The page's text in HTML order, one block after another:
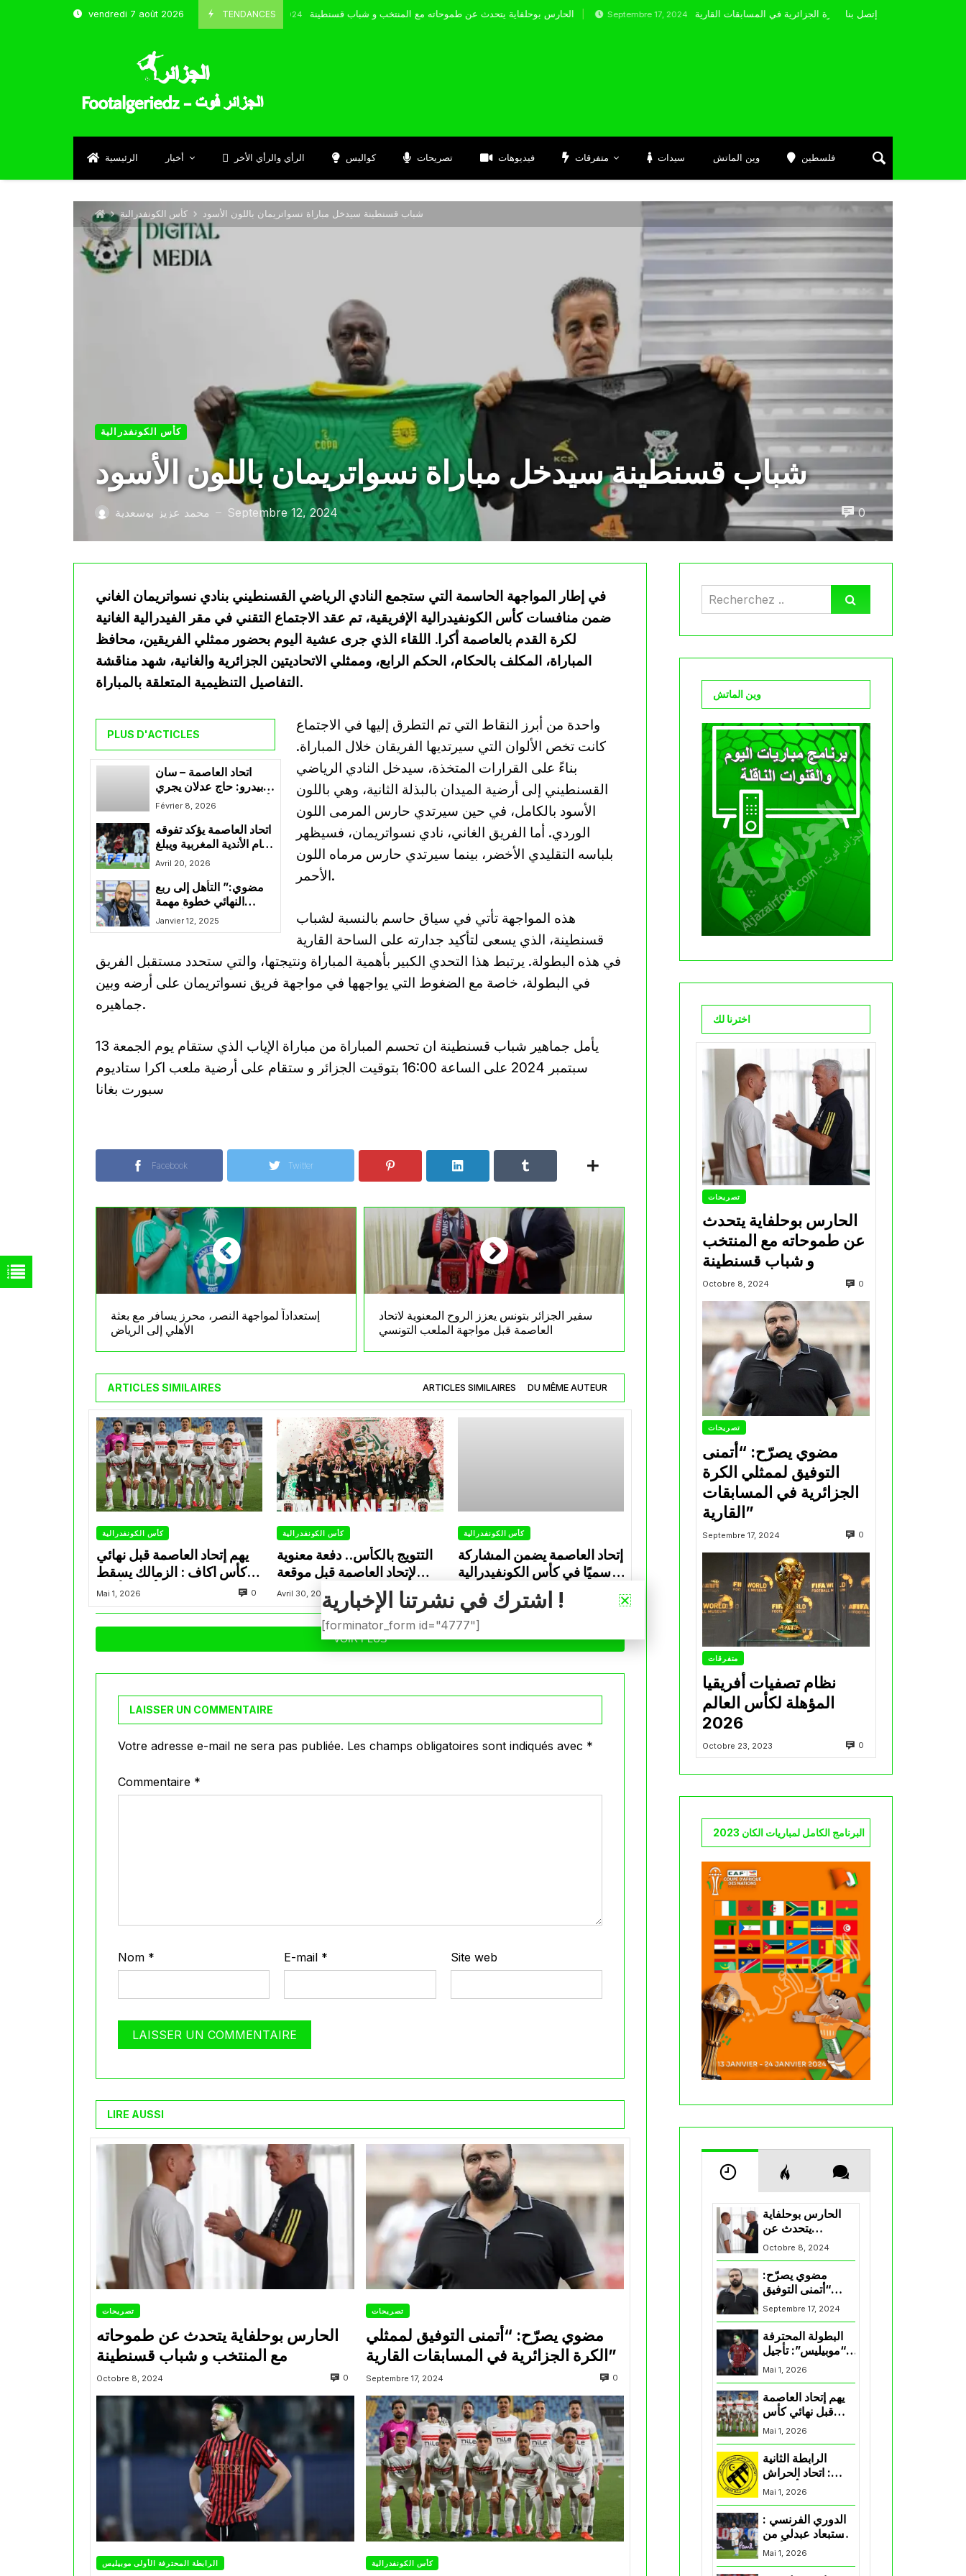
vendredi 7 août 2026 TENDANCES
Octobre 8, 2024 الحارس بوحلفاية يتحدث عن طموحاته مع المنتخب و شباب قسنطينة Septembre 17, 2024 إتصل بنا
الرئيسية أخبار الرأي والرأي الأخر كواليس تصريحات فيديوهات متفرقات سيدات وين الماتش فلسطين
كأس الكونفدرالية شباب قسنطينة سيدخل مباراة نسواتريمان باللون الأسود
كأس الكونفدرالية
شباب قسنطينة سيدخل مباراة نسواتريمان باللون الأسود
محمد عزيز بوسعدية — Septembre 12, 2024 0
في إطار المواجهة الحاسمة التي ستجمع النادي الرياضي القسنطيني بنادي نسواتريمان الغاني
ضمن منافسات كأس الكونفيدرالية الإفريقية، تم عقد الاجتماع التقني في مقر الفيدرالية الغانية
لكرة القدم بالعاصمة أكرا. اللقاء الذي جرى عشية اليوم بحضور ممثلي الفريقين، محافظ
المباراة، المكلف بالحكام، الحكم الرابع، وممثلي الاتحاديتين الجزائرية والغانية، شهد مناقشة
التفاصيل التنظيمية المتعلقة بالمباراة.
PLUS D'ACTICLES
اتحاد العاصمة – سان
بيدرو: حاج عدلان يجري
أول التغييرات والتعادل لا
Février 8, 2026
اتحاد العاصمة يؤكد تفوقه
أمام الأندية المغربية ويبلغ
نهائي الكونفيدرالية من
Avril 20, 2026
مضوي:” التأهل إلى ربع
النهائي خطوة مهمة
وهدفنا تصحيح الأخطاء
وتحقيق الصدارة”
Janvier 12, 2025
واحدة من أبرز النقاط التي تم التطرق إليها في الاجتماع
كانت تخص الألوان التي سيرتديها الفريقان خلال المباراة.
بناءً على القرارات المتخذة، سيدخل النادي الرياضي
القسنطيني إلى أرضية الميدان بالبذلة الثانية، وهي باللون
الأسود بالكامل، في حين سيرتدي حارس المرمى اللون
الوردي. أما الفريق الغاني، نادي نسواتريمان، فسيظهر
بلباسه التقليدي الأخضر، بينما سيرتدي حارس مرماه اللون
الأحمر.
هذه المواجهة تأتي في سياق حاسم بالنسبة لشباب
قسنطينة، الذي يسعى لتأكيد جدارته على الساحة القارية
في هذه البطولة. يرتبط هذا التحدي الكبير بأهمية المباراة ونتيجتها، والتي ستحدد مستقبل الفريق
في البطولة، خاصة مع الضغوط التي يواجهها في مواجهة فريق نسواتريمان على أرضه وبين
جماهيره.
يأمل جماهير شباب قسنطينة ان تحسم المباراة من مباراة الإياب الذي ستقام يوم الجمعة 13
سبتمبر 2024 على الساعة 16:00 بتوقيت الجزائر و ستقام على أرضية ملعب اكرا ستاديوم
سبورت بغانا
Facebook Twitter
إستعداداً لمواجهة النصر، محرز يسافر مع بعثة
الأهلي إلى الرياض
سفير الجزائر بتونس يعزز الروح المعنوية لاتحاد
العاصمة قبل مواجهة الملعب التونسي
ARTICLES SIMILAIRES ARTICLES SIMILAIRES DU MÊME AUTEUR
كأس الكونفدرالية
يهم إتحاد العاصمة قبل نهائي
كأس اكاف : الزمالك يسقط
Mai 1, 2026 0
كأس الكونفدرالية
التتويج بالكأس.. دفعة معنوية
لإتحاد العاصمة قبل موقعة
الزمالك في نهائي الكونفدرالية
Avril 30, 2026 0
كأس الكونفدرالية
إتحاد العاصمة يضمن المشاركة
رسميًا في كأس الكونفيدرالية
Avril 30, 2026
VOIR PLUS
LAISSER UN COMMENTAIRE
Votre adresse e-mail ne sera pas publiée. Les champs obligatoires sont indiqués avec *
Commentaire *
Nom * E-mail * Site web
LIRE AUSSI
تصريحات
الحارس بوحلفاية يتحدث عن طموحاته
مع المنتخب و شباب قسنطينة
Octobre 8, 2024 0
تصريحات
مضوي يصرّح: “أتمنى التوفيق لممثلي
الكرة الجزائرية في المسابقات القارية”
Septembre 17, 2024 0
الرابطة المحترفة الأولى موبيليس كأس الكونفدرالية
وين الماتش
اخترنا لك
تصريحات
الحارس بوحلفاية يتحدث
عن طموحاته مع المنتخب
و شباب قسنطينة
Octobre 8, 2024 0
تصريحات
مضوي يصرّح: “أتمنى
التوفيق لممثلي الكرة
الجزائرية في المسابقات
القارية”
Septembre 17, 2024 0
متفرقات
نظام تصفيات أفريقيا
المؤهلة لكأس العالم
2026
Octobre 23, 2023 0
البرنامج الكامل لمباريات الكان 2023
الحارس بوحلفاية
يتحدث عن
طموحاته مع
المنتخب و شباب
قسنطينة
Octobre 8, 2024
مضوي يصرّح:
“أتمنى التوفيق
لممثلي الكرة
الجزائرية في
Septembre 17, 2024
البطولة المحترفة
“موبيليس”: تأجيل
مباراة إتحاد
العاصمة وأتلتيك
بارادو
Mai 1, 2026
يهم إتحاد العاصمة
قبل نهائي كأس
اكاف : الزمالك
يسقط بثلاثية أمام
Mai 1, 2026
الرابطة الثانية
: اتحاد الحراش
يحسم التأهل إلى
“البلاي أوف”
Mai 1, 2026
الدوري الفرنسي :
استبعاد عبدلي من
قائمة مرسيليا أمام
Mai 1, 2026
اشترك في نشرتنا الإخبارية !
[forminator_form id="4777"]